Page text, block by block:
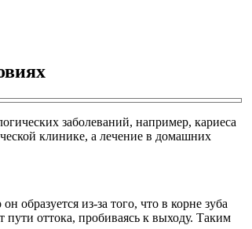
заболеваний, например, кариеса
клинике, а лечение в домашних
образуется из-за того, что в корне зуба
пути оттока, пробиваясь к выходу. Таким